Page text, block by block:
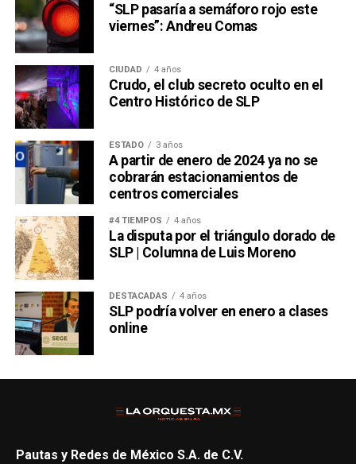
“SLP pasaría a semáforo rojo este
viernes”: Andreu Comas
CIUDAD 4 años
Crudo, el club secreto oculto en el
Centro Histórico de SLP
ESTADO 3 años
A partir de enero de 2024 ya no se
cobrarán estacionamientos de
centros comerciales
#4 TIEMPOS 4 años
La disputa por el triángulo dorado de
SLP | Columna de Luis Moreno
DESTACADAS 4 años
SLP podría volver en enero a clases
online
Pautas y Redes de México S.A. de C.V.